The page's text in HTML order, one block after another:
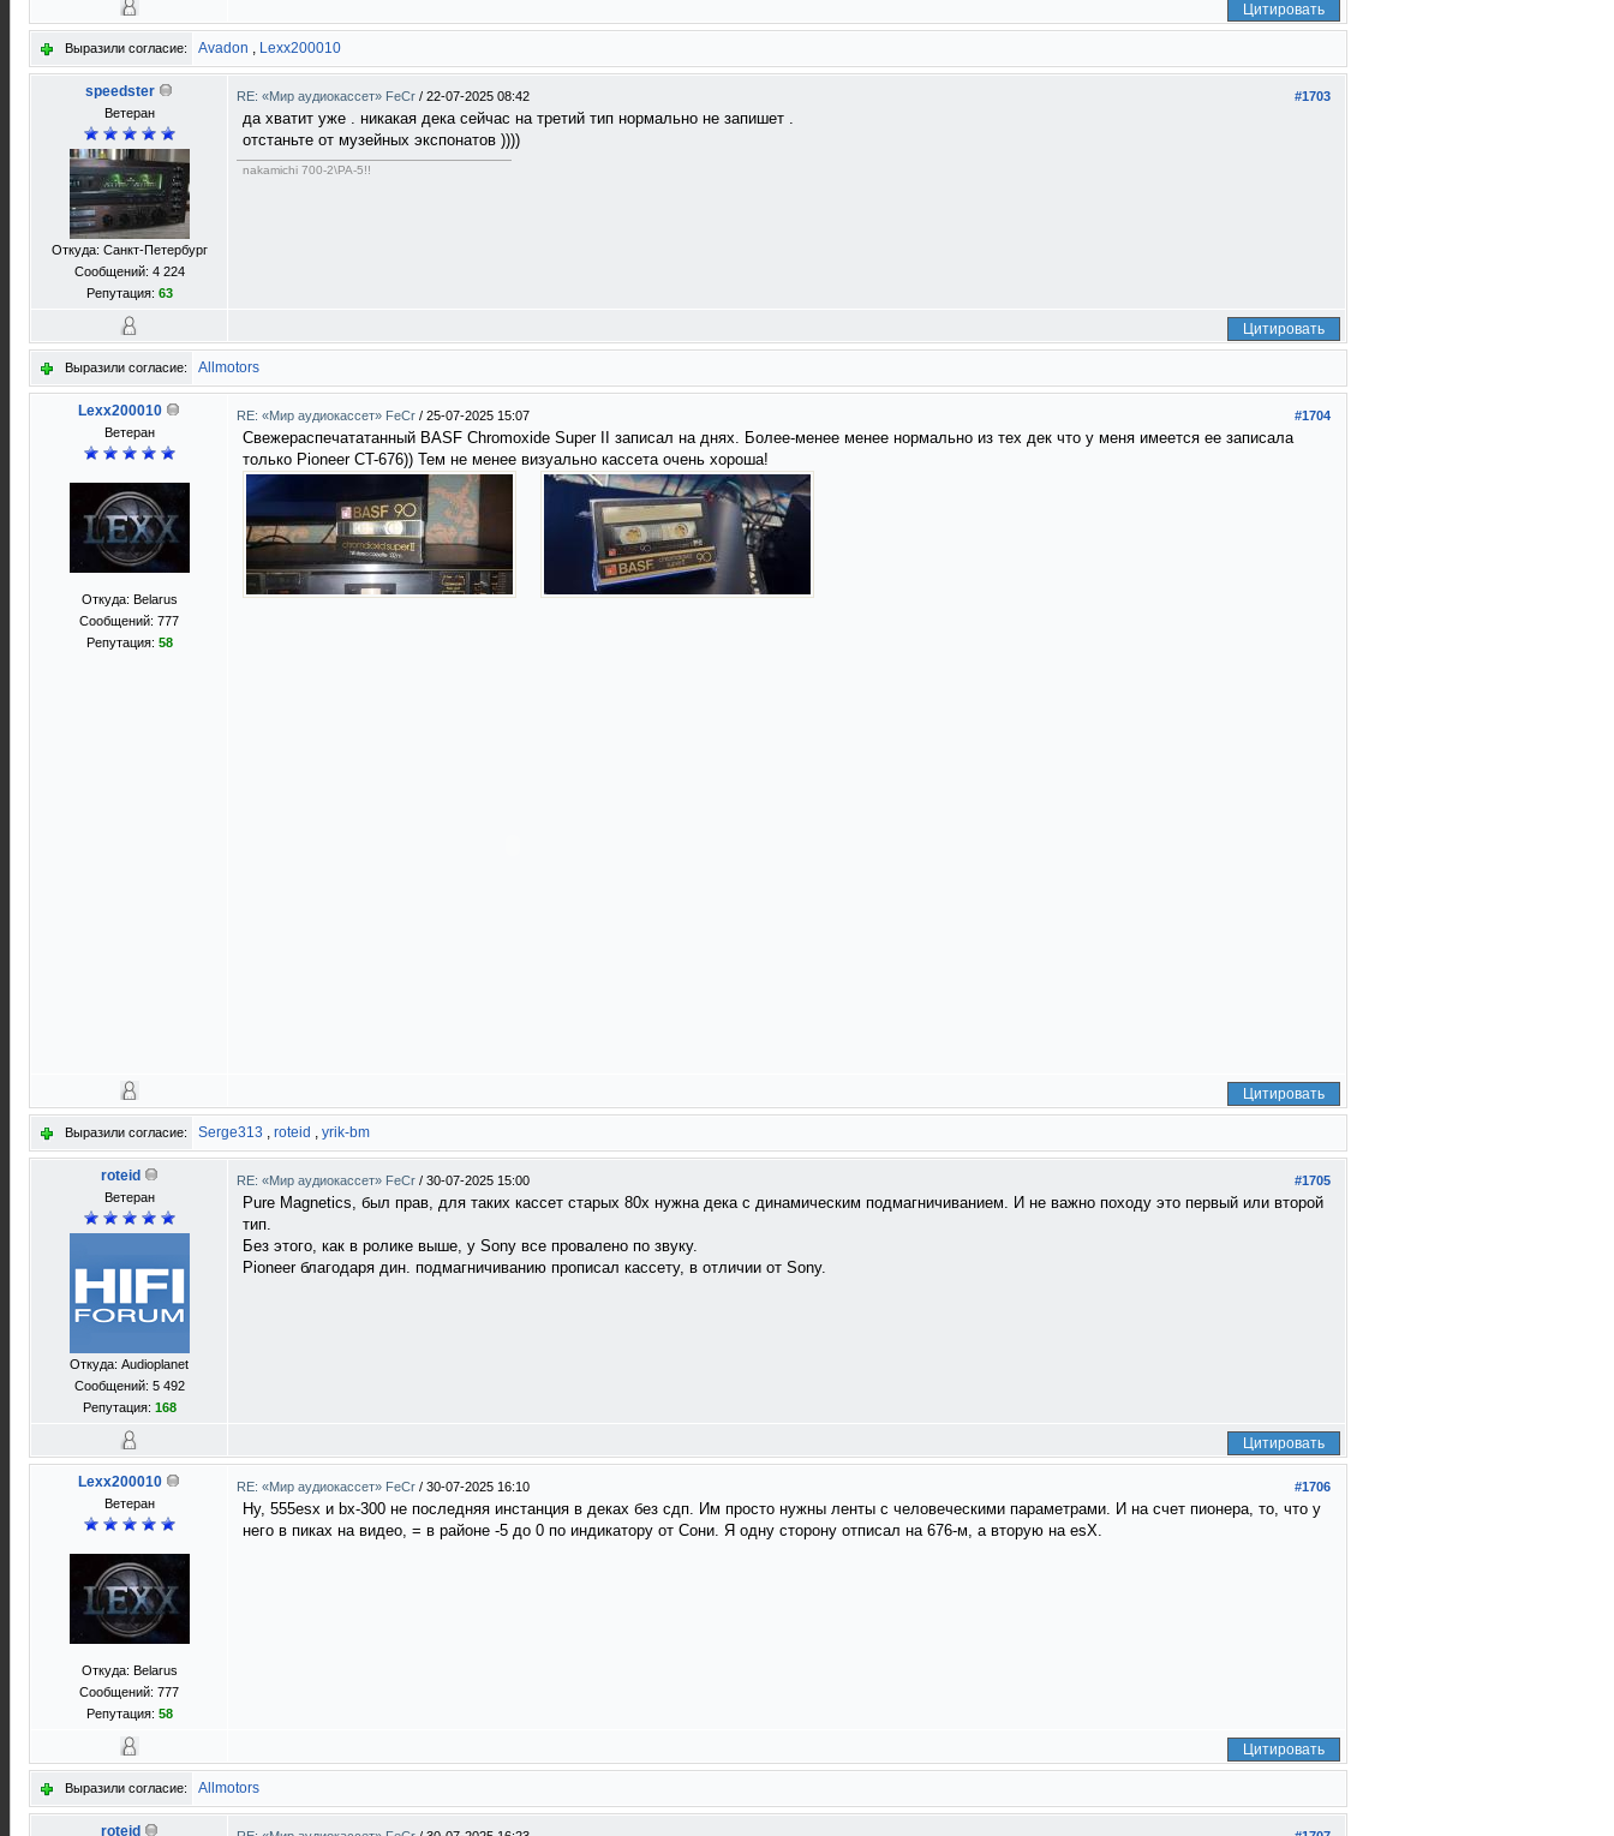
Цитировать
Выразили согласие: Avadon , Lexx200010
speedster
Ветеран
Откуда: Санкт-Петербург
Сообщений: 4 224
Репутация: 63
#1703
RE: «Мир аудиокассет» FeCr / 22-07-2025 08:42
да хватит уже . никакая дека сейчас на третий тип нормально не запишет .
отстаньте от музейных экспонатов ))))
nakamichi 700-2\PA-5!!
Цитировать
Выразили согласие: Allmotors
Lexx200010
Ветеран
Откуда: Belarus
Сообщений: 777
Репутация: 58
#1704
RE: «Мир аудиокассет» FeCr / 25-07-2025 15:07
Свежераспечататанный BASF Chromoxide Super II записал на днях. Более-менее менее нормально из тех дек что у меня имеется ее записала
только Pioneer CT-676)) Тем не менее визуально кассета очень хороша!
Цитировать
Выразили согласие: Serge313 , roteid , yrik-bm
roteid
Ветеран
Откуда: Audioplanet
Сообщений: 5 492
Репутация: 168
#1705
RE: «Мир аудиокассет» FeCr / 30-07-2025 15:00
Pure Magnetics, был прав, для таких кассет старых 80х нужна дека с динамическим подмагничиванием. И не важно походу это первый или второй
тип.
Без этого, как в ролике выше, у Sony все провалено по звуку.
Pioneer благодаря дин. подмагничиванию прописал кассету, в отличии от Sony.
Цитировать
Lexx200010
Ветеран
Откуда: Belarus
Сообщений: 777
Репутация: 58
#1706
RE: «Мир аудиокассет» FeCr / 30-07-2025 16:10
Ну, 555esx и bx-300 не последняя инстанция в деках без сдп. Им просто нужны ленты с человеческими параметрами. И на счет пионера, то, что у
него в пиках на видео, = в районе -5 до 0 по индикатору от Сони. Я одну сторону отписал на 676-м, а вторую на esX.
Цитировать
Выразили согласие: Allmotors
roteid